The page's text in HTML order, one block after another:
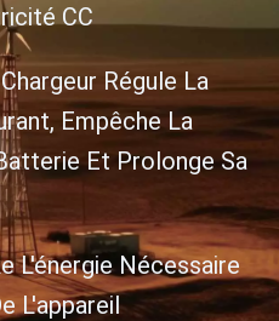
CC
Régule La
Empêche La
Et Prolonge Sa
L'énergie Nécessaire
L'appareil